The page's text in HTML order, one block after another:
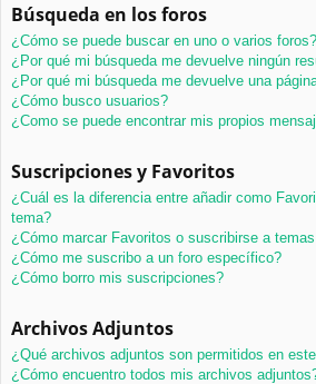
Búsqueda en los foros
¿Cómo se puede buscar en uno o varios foros?
¿Por qué mi búsqueda me devuelve ningún
¿Por qué mi búsqueda me devuelve una
¿Cómo busco usuarios?
¿Como se puede encontrar mis propios
Suscripciones y Favoritos
¿Cuál es la diferencia entre añadir como
tema?
¿Cómo marcar Favoritos o suscribirse a
¿Cómo me suscribo a un foro específico?
¿Cómo borro mis suscripciones?
Archivos Adjuntos
¿Qué archivos adjuntos son permitidos en
¿Cómo encuentro todos mis archivos